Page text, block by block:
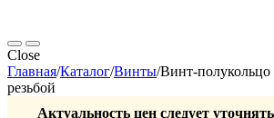
Close
Главная/Каталог/Винты/Винт-полукольцо
резьбой
Актуальность цен следует